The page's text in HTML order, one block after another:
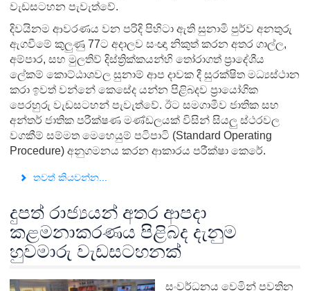
වැඩසටහන පැවැත්වේ.
දිවයිනම ආවරණය වන පරිදි පිහිටා ඇති සුනාමි පුර්ව අනතුරු
ඇගවීමේ කුලුණු 77ට අදාලව සංඥා නිකුත් කරන අතර ගාල්ල,
අම්පාර, සහ මුලතිව් දිස්ත්‍රික්කයන්හි තෝරාගත් ප්‍රාදේශීය
ලේකම් කොට්ඨාශවල සුනාම් ආප දාවක දී සුරක්ෂිත මධ්‍යස්ථාන
කරා ඉවත් වන්නේ කෙසේද යන්න පිළිබදව ප්‍රායෝගික
පෙරහුරු වැඩසටහන් පැවැත්වේ. ඊට සමගාමීව ජාතික සහ
අන්තර් ජාතික පරීක්ෂණ මණ්ඩලයක් විසින් සියලු ස්ථරවල
වගකීම් සම්මත මෙහෙයුම් පටිපාටි (Standard Operating
Procedure) අනුගමනය කරන ආකාරය පරීක්ෂා කෙරේ.
තවත් කියවන්න...
දුපත් රාජ්‍යයන් අතර ආපදා
කළමනාකරණය පිළිබද දැනුම
හුවමාරු වැඩසටහනක්
සංවර්ධනය වෙමින් පවතින